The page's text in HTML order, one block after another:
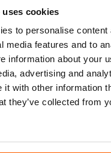
cookies
to personalise content
media features and to
information about your
advertising and
it with other information
they’ve collected from
Pro
Redmi Note 11 Pro 5G